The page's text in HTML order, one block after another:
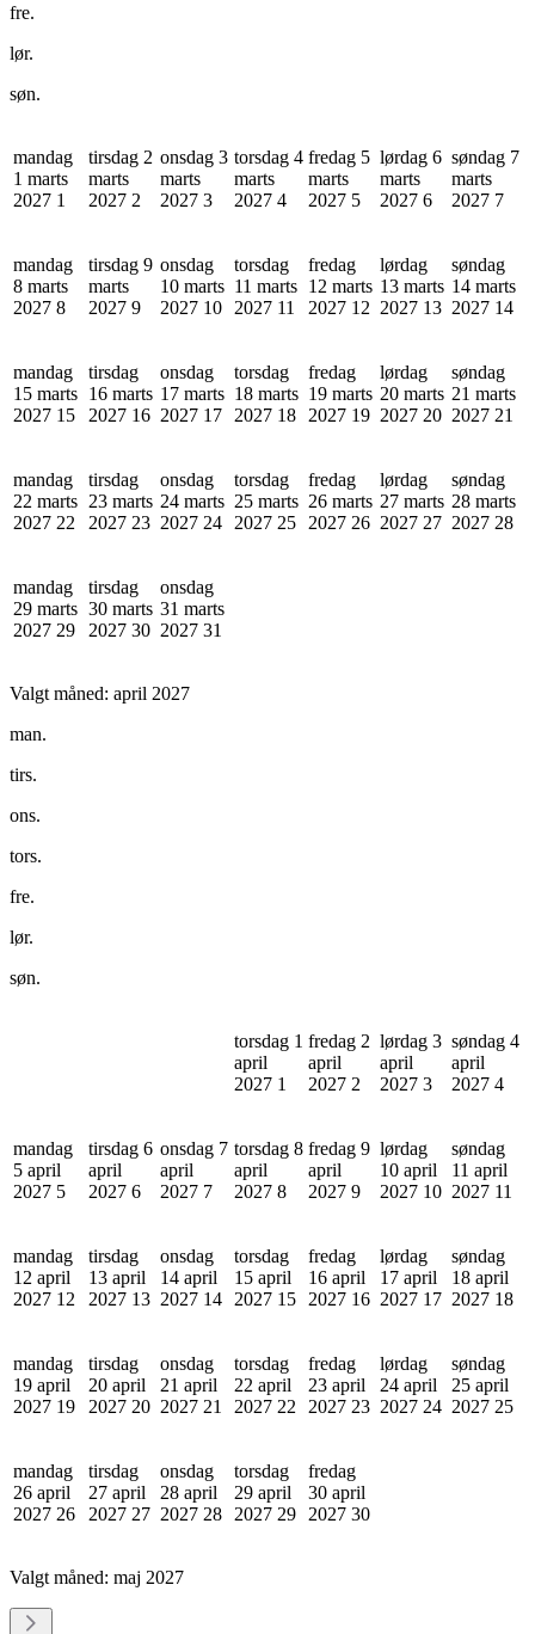
fre.
lør.
søn.
mandag
1 marts
2027 1
tirsdag 2
marts
2027 2
onsdag 3
marts
2027 3
torsdag 4
marts
2027 4
fredag 5
marts
2027 5
lørdag 6
marts
2027 6
søndag 7
marts
2027 7
mandag
8 marts
2027 8
tirsdag 9
marts
2027 9
onsdag
10 marts
2027 10
torsdag
11 marts
2027 11
fredag
12 marts
2027 12
lørdag
13 marts
2027 13
søndag
14 marts
2027 14
mandag
15 marts
2027 15
tirsdag
16 marts
2027 16
onsdag
17 marts
2027 17
torsdag
18 marts
2027 18
fredag
19 marts
2027 19
lørdag
20 marts
2027 20
søndag
21 marts
2027 21
mandag
22 marts
2027 22
tirsdag
23 marts
2027 23
onsdag
24 marts
2027 24
torsdag
25 marts
2027 25
fredag
26 marts
2027 26
lørdag
27 marts
2027 27
søndag
28 marts
2027 28
mandag
29 marts
2027 29
tirsdag
30 marts
2027 30
onsdag
31 marts
2027 31
Valgt måned: april 2027
man.
tirs.
ons.
tors.
fre.
lør.
søn.
torsdag 1
april
2027 1
fredag 2
april
2027 2
lørdag 3
april
2027 3
søndag 4
april
2027 4
mandag
5 april
2027 5
tirsdag 6
april
2027 6
onsdag 7
april
2027 7
torsdag 8
april
2027 8
fredag 9
april
2027 9
lørdag
10 april
2027 10
søndag
11 april
2027 11
mandag
12 april
2027 12
tirsdag
13 april
2027 13
onsdag
14 april
2027 14
torsdag
15 april
2027 15
fredag
16 april
2027 16
lørdag
17 april
2027 17
søndag
18 april
2027 18
mandag
19 april
2027 19
tirsdag
20 april
2027 20
onsdag
21 april
2027 21
torsdag
22 april
2027 22
fredag
23 april
2027 23
lørdag
24 april
2027 24
søndag
25 april
2027 25
mandag
26 april
2027 26
tirsdag
27 april
2027 27
onsdag
28 april
2027 28
torsdag
29 april
2027 29
fredag
30 april
2027 30
Valgt måned: maj 2027